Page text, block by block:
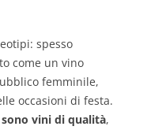
spesso
come un vino
femminile,
occasioni di festa.
vini di qualità,